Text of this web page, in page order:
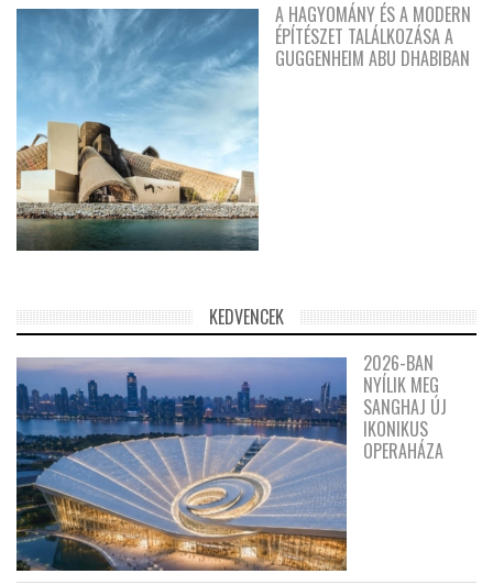
A HAGYOMÁNY ÉS A MODERN
ÉPÍTÉSZET TALÁLKOZÁSA A
GUGGENHEIM ABU DHABIBAN
KEDVENCEK
2026-BAN
NYÍLIK MEG
SANGHAJ ÚJ
IKONIKUS
OPERAHÁZA